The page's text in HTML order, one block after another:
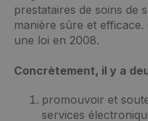
prestataires de soins de
manière sûre et efficace.
une loi en 2008.
Concrètement, il y a
promouvoir et
services